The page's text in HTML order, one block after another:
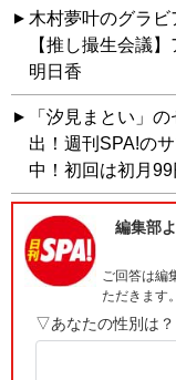
木村夢叶のグラビ
【推し撮生会議
明日香
「汐見まとい」
出！週刊SPA!の
中！初回は初月